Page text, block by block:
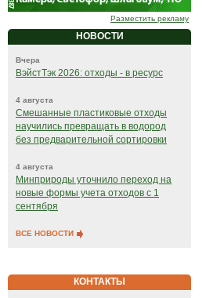
Разместить рекламу
НОВОСТИ
Вчера
ВэйстТэк 2026: отходы - в ресурс
4 августа
Смешанные пластиковые отходы
научились превращать в водород
без предварительной сортировки
4 августа
Минприроды уточнило переход на
новые формы учета отходов с 1
сентября
ВСЕ НОВОСТИ
КОНТАКТЫ